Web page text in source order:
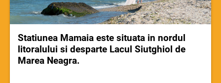
Statiunea Mamaia este situata in nordul
litoralului si desparte Lacul Siutghiol de
Marea Neagra.